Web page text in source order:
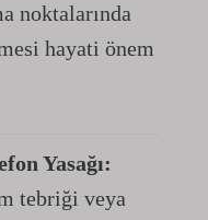
noktalarında
hayati önem
Yasağı:
tebriği veya